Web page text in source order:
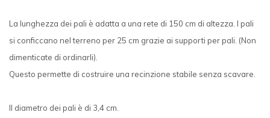
La lunghezza dei pali è adatta a una rete di 150 cm di altezza. I pali
si conficcano nel terreno per 25 cm grazie ai supporti per pali. (Non
dimenticate di ordinarli).
Questo permette di costruire una recinzione stabile senza scavare.
Il diametro dei pali è di 3,4 cm.